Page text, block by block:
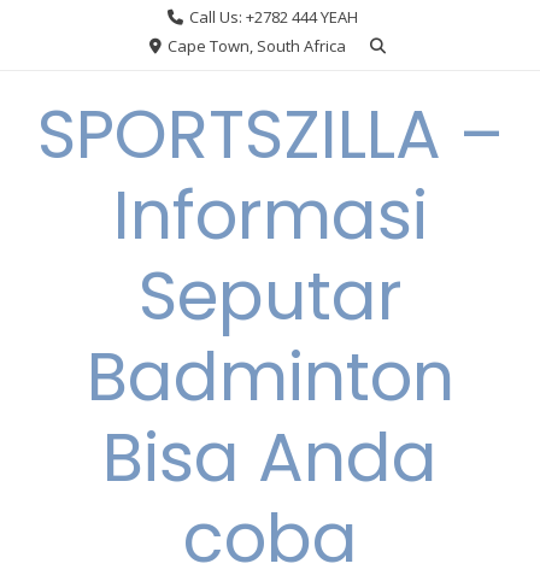
Call Us: +2782 444 YEAH
Cape Town, South Africa
SPORTSZILLA –
Informasi
Seputar
Badminton
Bisa Anda
coba